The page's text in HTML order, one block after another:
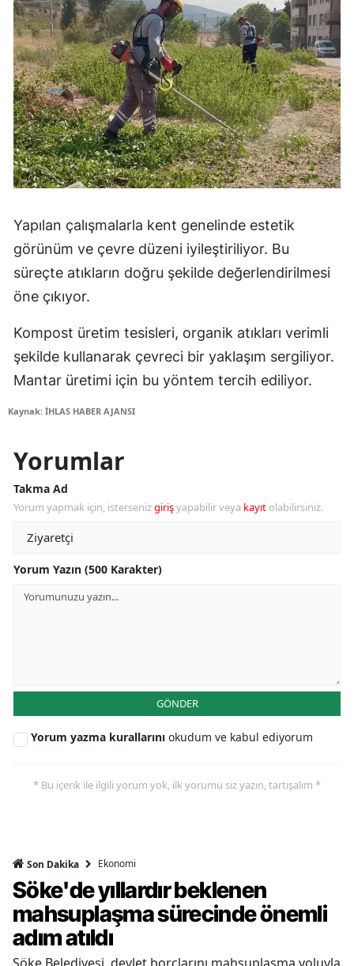
Yapılan çalışmalarla kent genelinde estetik
görünüm ve çevre düzeni iyileştiriliyor. Bu
süreçte atıkların doğru şekilde değerlendirilmesi
öne çıkıyor.
Kompost üretim tesisleri, organik atıkları verimli
şekilde kullanarak çevreci bir yaklaşım sergiliyor.
Mantar üretimi için bu yöntem tercih ediliyor.
Kaynak: İHLAS HABER AJANSI
Yorumlar
Takma Ad
Yorum yapmak için, istersenizgirişyapabilir veya kayıt olabilirsiniz.
Yorum Yazın (500 Karakter)
GÖNDER
Yorum yazma kurallarını okudum ve kabul ediyorum
* Bu içerik ile ilgili yorum yok, ilk yorumu siz yazın, tartışalım *
Son Dakika Ekonomi
Söke'de yıllardır beklenen
mahsuplaşma sürecinde önemli
adım atıldı